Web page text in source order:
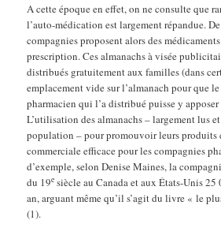
A cette époque en effet, on ne consulte que
l’auto-médication est largement répandue.
compagnies proposent alors des
prescription. Ces almanachs à visée
distribués gratuitement aux familles (dans
emplacement vide sur l’almanach pour que
pharmacien qui l’a distribué puisse y
L’utilisation des almanachs – largement lus
population – pour promouvoir leurs produits
commerciale efficace pour les compagnies
d’exemple, selon Denise Maines, la
du 19e siècle au Canada et aux États-Unis 25
an, arguant même qu’il s’agit du livre « le
(1).